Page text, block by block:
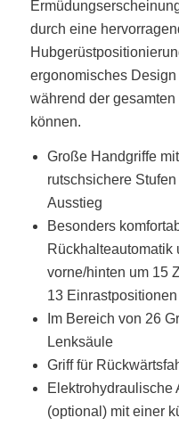
durch eine
ergonomisches
während der
können.
Große Handgriffe
rutschsichere
Ausstieg
Besonders
Rückhalteautomatik
vorne/hinten um 15
13 Einrastpositionen
Im Bereich von 26
Lenksäule
Griff für
Elektrohydraulische
(optional) mit einer